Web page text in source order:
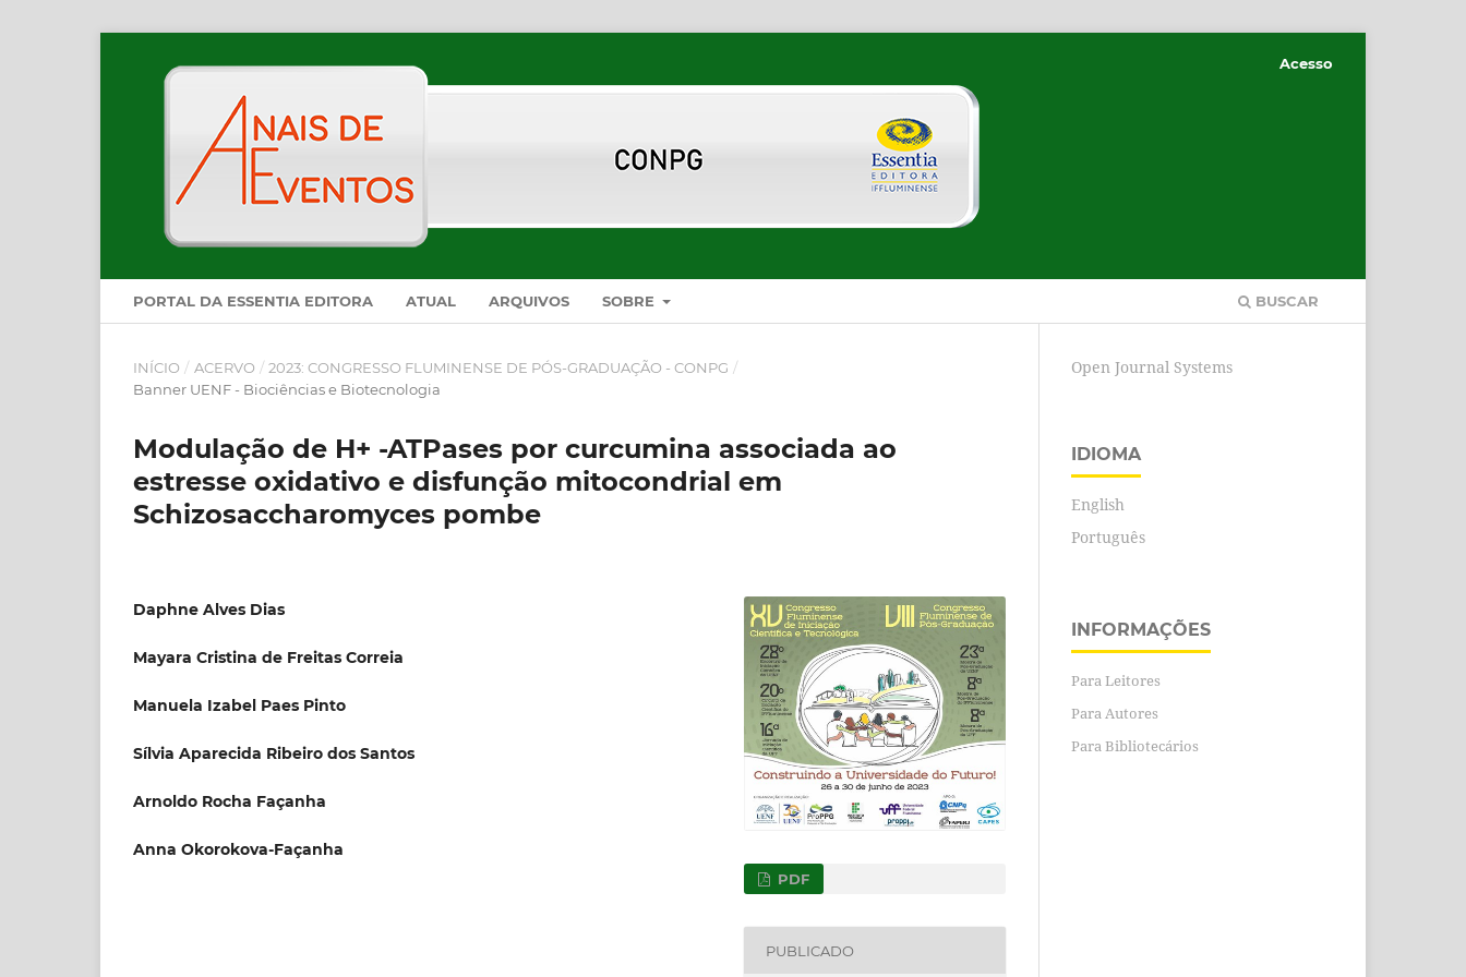
PORTAL DA ESSENTIA EDITORA ATUAL ARQUIVOS SOBRE BUSCAR
Acesso
INÍCIO / ACERVO / 2023: CONGRESSO FLUMINENSE DE PÓS-GRADUAÇÃO - CONPG /
Banner UENF - Biociências e Biotecnologia
Modulação de H+ -ATPases por curcumina associada ao
estresse oxidativo e disfunção mitocondrial em
Schizosaccharomyces pombe
Daphne Alves Dias
Mayara Cristina de Freitas Correia
Manuela Izabel Paes Pinto
Sílvia Aparecida Ribeiro dos Santos
Arnoldo Rocha Façanha
Anna Okorokova-Façanha
PDF
PUBLICADO
Open Journal Systems
IDIOMA
English
Português
INFORMAÇÕES
Para Leitores
Para Autores
Para Bibliotecários